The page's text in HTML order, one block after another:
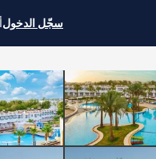
سجّل الدخول